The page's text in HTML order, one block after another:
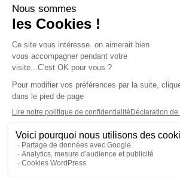
lyoncapitale.fr
olympique-et-lyonnais.com
L'application Iphone / Android
Téléchargez
Les cookies
Gestion des cookies
Crédit photos : ©Sud Radio / Pierre